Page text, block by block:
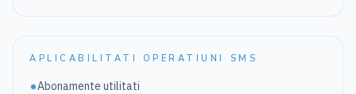
APLICABILITATI OPERATIUNI SMS
Abonamente utilitati